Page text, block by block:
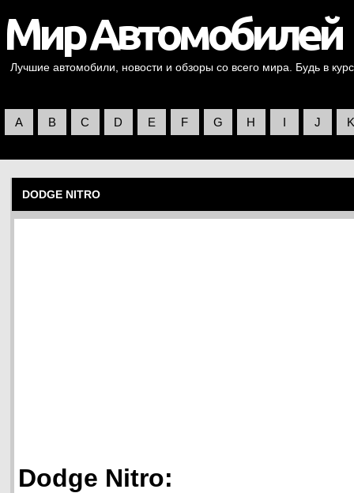
Лучшие автомобили, новости и обзоры со всего мира. Будь в
A B C D E F G H I J K
DODGE NITRO
Dodge Nitro: